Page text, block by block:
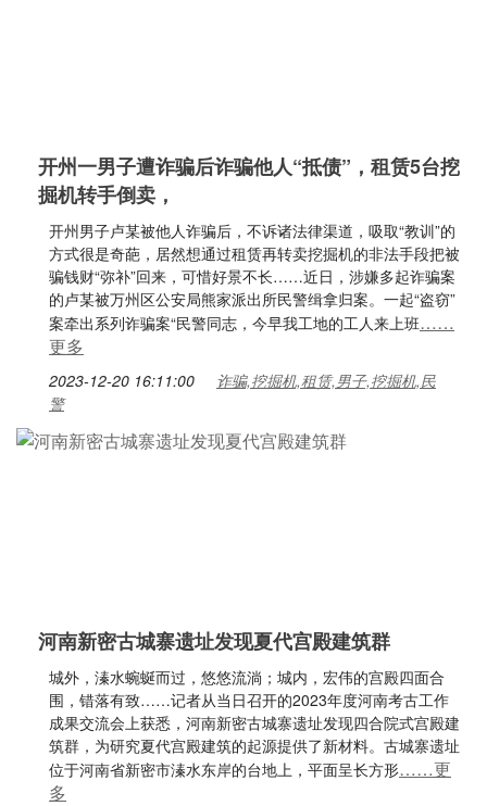
开州一男子遭诈骗后诈骗他人“抵债”，租赁5台挖
掘机转手倒卖，
开州男子卢某被他人诈骗后，不诉诸法律渠道，吸取“教训”的
方式很是奇葩，居然想通过租赁再转卖挖掘机的非法手段把被
骗钱财“弥补”回来，可惜好景不长……近日，涉嫌多起诈骗案
的卢某被万州区公安局熊家派出所民警缉拿归案。一起“盗窃”
案牵出系列诈骗案“民警同志，今早我工地的工人来上班……
更多
2023-12-20 16:11:00
诈骗,挖掘机,租赁,男子,挖掘机,民
警
河南新密古城寨遗址发现夏代宫殿建筑群
城外，溱水蜿蜒而过，悠悠流淌；城内，宏伟的宫殿四面合
围，错落有致……记者从当日召开的2023年度河南考古工作
成果交流会上获悉，河南新密古城寨遗址发现四合院式宫殿建
筑群，为研究夏代宫殿建筑的起源提供了新材料。古城寨遗址
位于河南省新密市溱水东岸的台地上，平面呈长方形……更
多